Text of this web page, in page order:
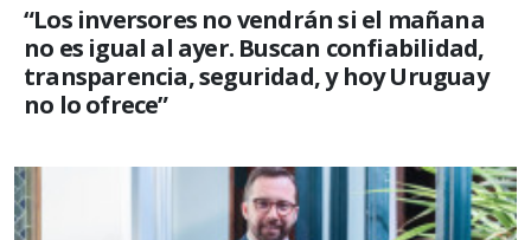
“Los inversores no vendrán si el mañana
no es igual al ayer. Buscan confiabilidad,
transparencia, seguridad, y hoy Uruguay
no lo ofrece”